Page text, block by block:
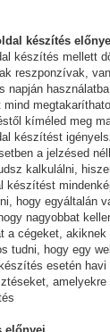
készítés
készítés mellett
reszponzívak,
napján
kíméled meg
készítést
a jelzésed
kalkulálni,
készítést
hogy egyáltalán
nagyobbat
a cégeket,
tudni, hogy egy
esetén
amelyekre